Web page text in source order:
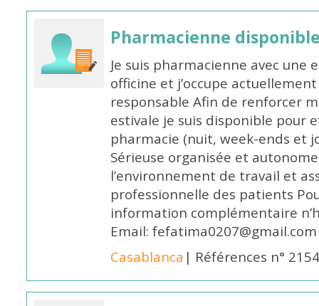
Pharmacienne
Je suis pharmacienne avec
officine et j’occupe
responsable Afin de renforcer
estivale je suis disponible pour
pharmacie (nuit, week-ends et
Sérieuse organisée et
l’environnement de travail et
professionnelle des patients
information complémentaire
Email: fefatima0207@gmail.com
Casablanca | Références n°